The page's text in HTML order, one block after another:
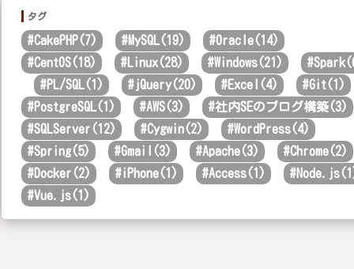
タグ
#CakePHP(7) #MySQL(19) #Oracle(14)
#CentOS(18) # Linux(28) #Windows(21) #
#PL/SQL(1) #jQuery(20) #Excel(4) #Git(1)
#PostgreSQL(1) #AWS(3) #社内SEのブログ構築(3)
#SQLServer(12) #Cygwin(2) #WordPress(4)
#Spring(5) #Gmail(3) #Apache(3) #Chrome(2)
#Docker(2) #iPhone(1) #Access(1) #
#Vue.js(1)